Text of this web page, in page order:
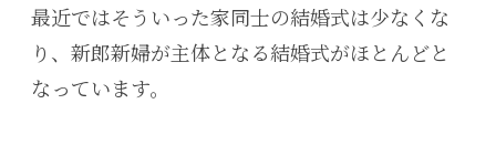
最近ではそういった家同士の結婚式は少なくな
り、新郎新婦が主体となる結婚式がほとんどと
なっています。